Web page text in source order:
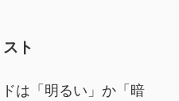
ト
は「明るい」か「暗